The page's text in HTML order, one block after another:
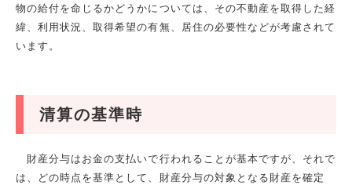
物の給付を命じるかどうかについては、その不動産を取得した経
緯、利用状況、取得希望の有無、居住の必要性などが考慮されて
います。
清算の基準時
財産分与はお金の支払いで行われることが基本ですが、それで
は、どの時点を基準として、財産分与の対象となる財産を確定